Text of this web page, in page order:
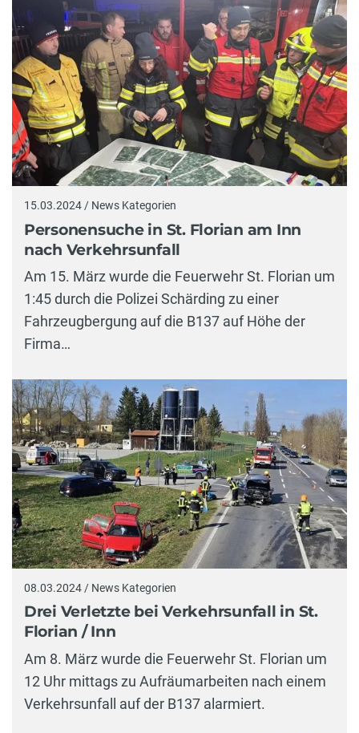
15.03.2024 / News Kategorien
Personensuche in St. Florian am Inn
nach Verkehrsunfall
Am 15. März wurde die Feuerwehr St. Florian um
1:45 durch die Polizei Schärding zu einer
Fahrzeugbergung auf die B137 auf Höhe der
Firma…
08.03.2024 / News Kategorien
Drei Verletzte bei Verkehrsunfall in St.
Florian / Inn
Am 8. März wurde die Feuerwehr St. Florian um
12 Uhr mittags zu Aufräumarbeiten nach einem
Verkehrsunfall auf der B137 alarmiert.